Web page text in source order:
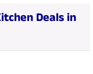
Deals in